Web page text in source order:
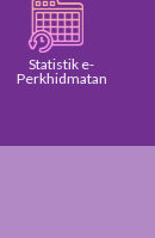
Statistik e-
Perkhidmatan